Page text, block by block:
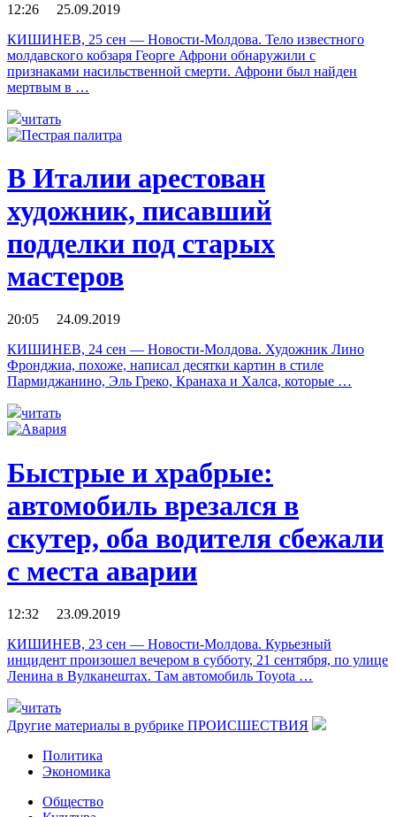
12:26 25.09.2019
КИШИНЕВ, 25 сен — Новости-Молдова. Тело известного
молдавского кобзаря Георге Афрони обнаружили с
признаками насильственной смерти. Афрони был найден
мертвым в …
читать
В Италии арестован
художник, писавший
подделки под старых
мастеров
20:05 24.09.2019
КИШИНЕВ, 24 сен — Новости-Молдова. Художник Лино
Фронджиа, похоже, написал десятки картин в стиле
Пармиджанино, Эль Греко, Кранаха и Халса, которые …
читать
Быстрые и храбрые:
автомобиль врезался в
скутер, оба водителя сбежали
с места аварии
12:32 23.09.2019
КИШИНЕВ, 23 сен — Новости-Молдова. Курьезный
инцидент произошел вечером в субботу, 21 сентября, по улице
Ленина в Вулканештах. Там автомобиль Toyota …
читать
Другие материалы в рубрике ПРОИСШЕСТВИЯ
Политика
Экономика
Общество